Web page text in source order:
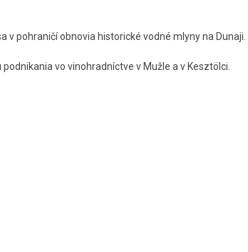
v pohraničí obnovia historické vodné mlyny na Dunaji.
vo vinohradníctve v Mužle a v Kesztölci.